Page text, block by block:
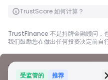
TrustScore 如何计算？
TrustFinance 不是持牌金融顾问，
我们鼓励您在做出任何投资决定前自
受监管的 推荐
安全信息